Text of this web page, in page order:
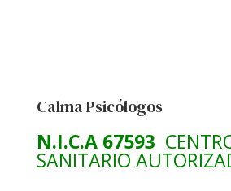
Calma Psicólogos
N.I.C.A 67593
SANITARIO